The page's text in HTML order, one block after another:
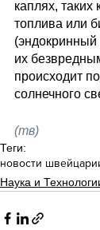
каплях, таких
топлива или
(эндокринный
их
происходит
солнечного
(тв)
Теги:
новости
Наука и